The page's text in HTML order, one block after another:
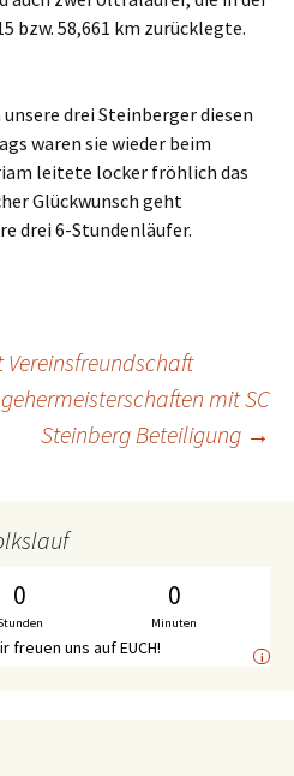
bzw. 58,661 km zurücklegte.
drei Steinberger diesen
waren sie wieder beim
leitete locker fröhlich das
Glückwunsch geht
drei 6-Stundenläufer.
mit SC
Steinberg Beteiligung →
0 0
Minuten
freuen uns auf EUCH! i